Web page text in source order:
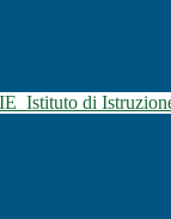
Istituto di